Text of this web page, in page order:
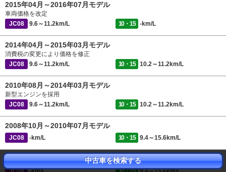
2015年04月～2016年07月モデル
車両価格を改定
JC08
9.6～11.2km/L 10・15 -km/L
2014年04月～2015年03月モデル
消費税の変更により価格を修正
JC08
9.6～11.2km/L 10・15 10.2～11.2km/L
2010年08月～2014年03月モデル
新型エンジンを採用
JC08
9.6～11.2km/L 10・15 10.2～11.2km/L
2008年10月～2010年07月モデル
JC08 -km/L 10・15 9.4～15.6km/L
2007年08月～2008年09月モデル中古車を検索する